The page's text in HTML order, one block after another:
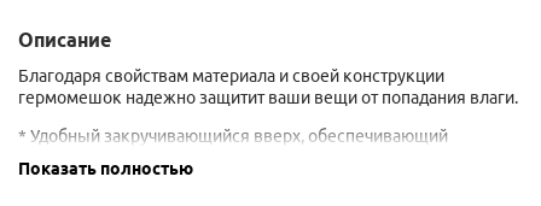
Описание
Благодаря свойствам материала и своей конструкции
гермомешок надежно защитит ваши вещи от попадания влаги.
* Удобный закручивающийся вверх, обеспечивающий
* Воздушный клапан для выпуска из мешка воздуха и
Показать полностью